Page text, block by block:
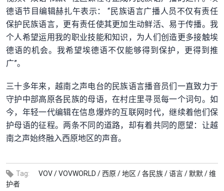
德语节目编辑赫扎午表示： “民族语言广播人员不仅有责任
保护民族语言，更有责任使其更加生动鲜活、易于传播。我
个人希望运用我的职业技能和知识，为人们创造更多接触埃
德语的机会。我希望埃德语不仅能够得到保护，更得到推
广”。
三十多年来，越南之声电台的民族语言播音员们一直致力于
守护中部高原各民族的母语，在村庄里寻觅每一个词句。如
今，年轻一代编辑在信息爆炸的互联网时代，继续着他们保
护母语的征程。两条不同的道路，却有着共同的愿望：让越
南之声始终融入西原地区的声音。
Tag: VOV /VOVWORLD /西原 /地区 /各民族 /语言 /默默 /维
护者